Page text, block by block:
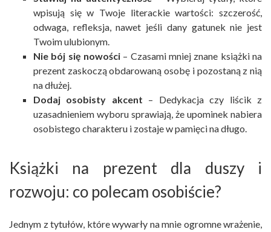
wpisują się w Twoje literackie wartości: szczerość,
odwaga, refleksja, nawet jeśli dany gatunek nie jest
Twoim ulubionym.
Nie bój się nowości – Czasami mniej znane książki na
prezent zaskoczą obdarowaną osobę i pozostaną z nią
na dłużej.
Dodaj osobisty akcent – Dedykacja czy liścik z
uzasadnieniem wyboru sprawiają, że upominek nabiera
osobistego charakteru i zostaje w pamięci na długo.
Książki na prezent dla duszy i
rozwoju: co polecam osobiście?
Jednym z tytułów, które wywarły na mnie ogromne wrażenie,